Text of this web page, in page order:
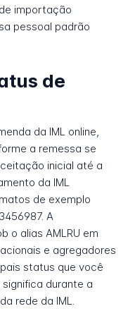
importação
pessoal padrão
de
da IML online,
a remessa se
inicial até a
da IML
de exemplo
A
o alias AMLRU em
e agregadores
status que você
durante a
rede da IML.